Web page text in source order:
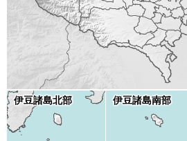
伊豆諸島北部 伊豆諸島南部